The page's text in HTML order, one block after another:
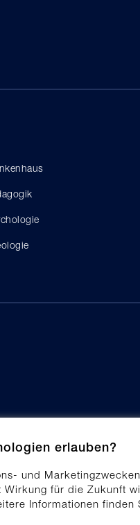
erlauben?
und
für die Zukunft
Informationen finden